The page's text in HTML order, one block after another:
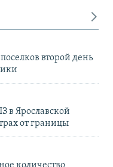
второй день
в Ярославской
от границы